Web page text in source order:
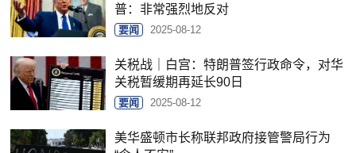
普：非常强烈地反对
要闻 2025-08-12
关税战｜白宫：特朗普签行政命令，对华
关税暂缓期再延长90日
要闻 2025-08-12
美华盛顿市长称联邦政府接管警局行为